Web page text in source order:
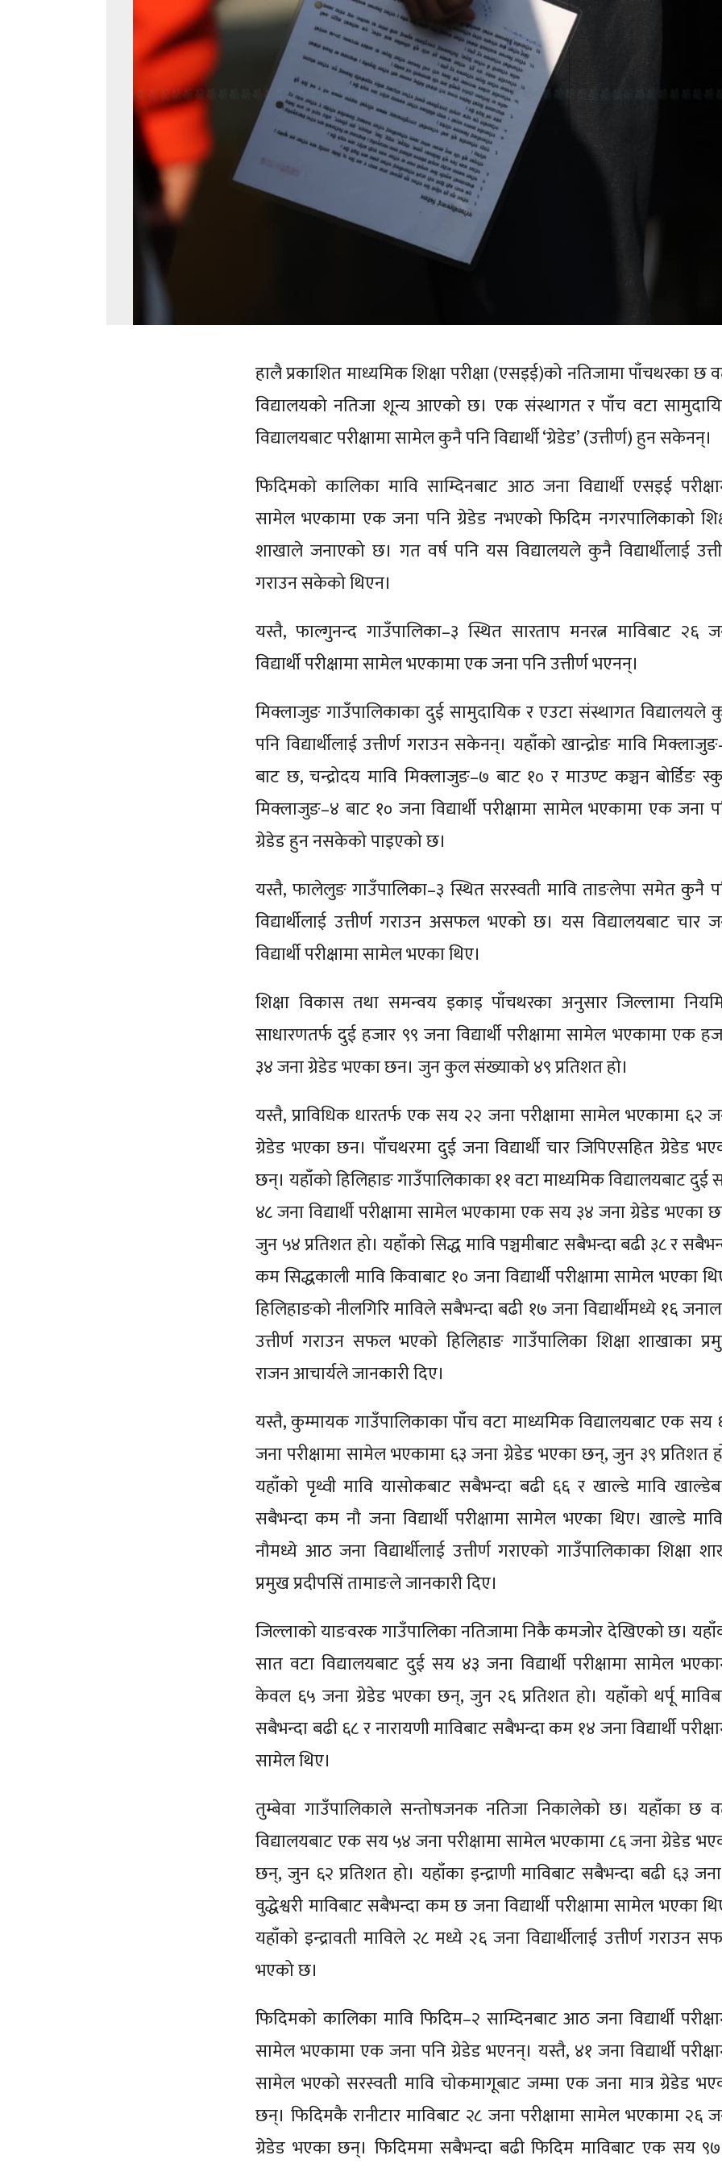
हालै प्रकाशित माध्यमिक शिक्षा परीक्षा (एसइई)को नतिजामा पाँचथरका छ
विद्यालयको नतिजा शून्य आएको छ। एक संस्थागत र पाँच वटा
विद्यालयबाट परीक्षामा सामेल कुनै पनि विद्यार्थी ‘ग्रेडेड’ (उत्तीर्ण) हुन सकेनन्।
फिदिमको कालिका मावि साम्दिनबाट आठ जना विद्यार्थी एसइई
सामेल भएकामा एक जना पनि ग्रेडेड नभएको फिदिम नगरपालिकाको
शाखाले जनाएको छ। गत वर्ष पनि यस विद्यालयले कुनै विद्यार्थीलाई
गराउन सकेको थिएन।
यस्तै, फाल्गुनन्द गाउँपालिका–३ स्थित सारताप मनरत्न माविबाट २६
विद्यार्थी परीक्षामा सामेल भएकामा एक जना पनि उत्तीर्ण भएनन्।
मिक्लाजुङ गाउँपालिकाका दुई सामुदायिक र एउटा संस्थागत विद्यालयले
पनि विद्यार्थीलाई उत्तीर्ण गराउन सकेनन्। यहाँको खान्द्रोङ मावि
बाट छ, चन्द्रोदय मावि मिक्लाजुङ–७ बाट १० र माउण्ट कञ्चन बोर्डिङ
मिक्लाजुङ–४ बाट १० जना विद्यार्थी परीक्षामा सामेल भएकामा एक जना
ग्रेडेड हुन नसकेको पाइएको छ।
यस्तै, फालेलुङ गाउँपालिका–३ स्थित सरस्वती मावि ताङलेपा समेत कुनै
विद्यार्थीलाई उत्तीर्ण गराउन असफल भएको छ। यस विद्यालयबाट चार
विद्यार्थी परीक्षामा सामेल भएका थिए।
शिक्षा विकास तथा समन्वय इकाइ पाँचथरका अनुसार जिल्लामा
साधारणतर्फ दुई हजार ९९ जना विद्यार्थी परीक्षामा सामेल भएकामा एक
३४ जना ग्रेडेड भएका छन। जुन कुल संख्याको ४९ प्रतिशत हो।
यस्तै, प्राविधिक धारतर्फ एक सय २२ जना परीक्षामा सामेल भएकामा ६२
ग्रेडेड भएका छन। पाँचथरमा दुई जना विद्यार्थी चार जिपिएसहित ग्रेडेड
छन्। यहाँको हिलिहाङ गाउँपालिकाका ११ वटा माध्यमिक विद्यालयबाट दुई
४८ जना विद्यार्थी परीक्षामा सामेल भएकामा एक सय ३४ जना ग्रेडेड भएका
जुन ५४ प्रतिशत हो। यहाँको सिद्ध मावि पञ्चमीबाट सबैभन्दा बढी ३८ र
कम सिद्धकाली मावि किवाबाट १० जना विद्यार्थी परीक्षामा सामेल भएका
हिलिहाङको नीलगिरि माविले सबैभन्दा बढी १७ जना विद्यार्थीमध्ये १६
उत्तीर्ण गराउन सफल भएको हिलिहाङ गाउँपालिका शिक्षा शाखाका
राजन आचार्यले जानकारी दिए।
यस्तै, कुम्मायक गाउँपालिकाका पाँच वटा माध्यमिक विद्यालयबाट एक सय
जना परीक्षामा सामेल भएकामा ६३ जना ग्रेडेड भएका छन्, जुन ३९ प्रतिशत
यहाँको पृथ्वी मावि यासोकबाट सबैभन्दा बढी ६६ र खाल्डे मावि
सबैभन्दा कम नौ जना विद्यार्थी परीक्षामा सामेल भएका थिए। खाल्डे
नौमध्ये आठ जना विद्यार्थीलाई उत्तीर्ण गराएको गाउँपालिकाका शिक्षा
प्रमुख प्रदीपसिं तामाङले जानकारी दिए।
जिल्लाको याङवरक गाउँपालिका नतिजामा निकै कमजोर देखिएको छ।
सात वटा विद्यालयबाट दुई सय ४३ जना विद्यार्थी परीक्षामा सामेल
केवल ६५ जना ग्रेडेड भएका छन्, जुन २६ प्रतिशत हो। यहाँको थर्पू
सबैभन्दा बढी ६८ र नारायणी माविबाट सबैभन्दा कम १४ जना विद्यार्थी
सामेल थिए।
तुम्बेवा गाउँपालिकाले सन्तोषजनक नतिजा निकालेको छ। यहाँका छ
विद्यालयबाट एक सय ५४ जना परीक्षामा सामेल भएकामा ८६ जना ग्रेडेड
छन्, जुन ६२ प्रतिशत हो। यहाँका इन्द्राणी माविबाट सबैभन्दा बढी ६३
वुद्धेश्वरी माविबाट सबैभन्दा कम छ जना विद्यार्थी परीक्षामा सामेल भएका
यहाँको इन्द्रावती माविले २८ मध्ये २६ जना विद्यार्थीलाई उत्तीर्ण गराउन
भएको छ।
फिदिमको कालिका मावि फिदिम–२ साम्दिनबाट आठ जना विद्यार्थी
सामेल भएकामा एक जना पनि ग्रेडेड भएनन्। यस्तै, ४१ जना विद्यार्थी
सामेल भएको सरस्वती मावि चोकमागूबाट जम्मा एक जना मात्र ग्रेडेड
छन्। फिदिमकै रानीटार माविबाट २८ जना परीक्षामा सामेल भएकामा २६
ग्रेडेड भएका छन्। फिदिममा सबैभन्दा बढी फिदिम माविबाट एक सय